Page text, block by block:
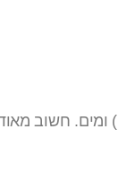
חשוב